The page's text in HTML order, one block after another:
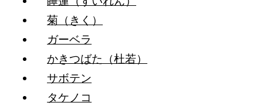
菊（きく）
ガーベラ
かきつばた（杜若）
サボテン
タケノコ